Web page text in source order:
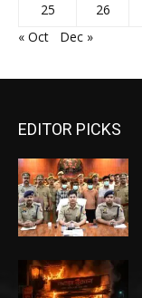
25
26
« Oct
Dec »
EDITOR PICKS